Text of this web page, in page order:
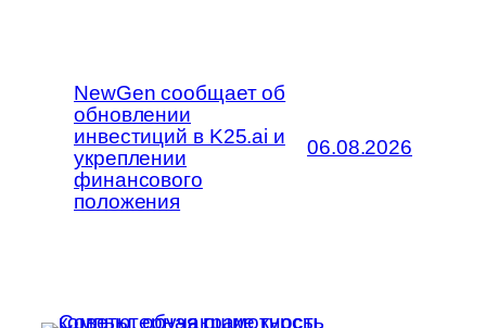
NewGen сообщает об
обновлении
инвестиций в K25.ai и
укреплении
финансового
положения
06.08.2026